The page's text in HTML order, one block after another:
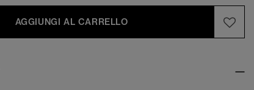
AGGIUNGI AL CARRELLO